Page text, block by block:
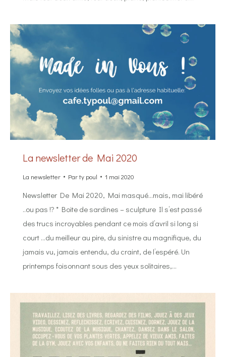
La newsletter de Mai 2020
La newsletter Party poul 1 mai 2020
Newsletter De Mai 2020, Mai masqué…mais, mai libéré
..ou pas !? * Boite de sardines – sculpture Il s’est passé
des trucs incroyables pendant ce mois d’avril si long si
court …du meilleur au pire, du sinistre au magnifique, du
jamais vu, jamais entendu, du craint, de l’espéré. Un
printemps foisonnant sous des yeux solitaires,…